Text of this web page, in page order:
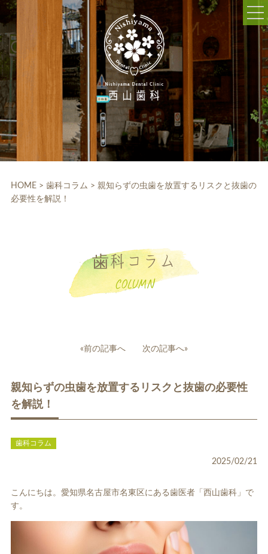
052-703-5225
9:30～12:30/14:00～18:30
休診日:木曜、日曜、祝日
WEB予約
院内設備
ホワイトニング
HOME > 歯科コラム > 親知らずの虫歯を放置するリスクと抜歯の
必要性を解説！
歯科コラム
COLUMN
ビ
«前の記事へ 次の記事へ»
親知らずの虫歯を放置するリスクと抜歯の必要性
を解説！
歯科コラム
2025/02/21
こんにちは。愛知県名古屋市名東区にある歯医者「西山歯科」で
す。